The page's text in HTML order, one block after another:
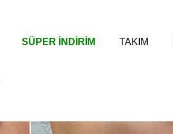
SÜPER İNDİRİM TAKIM